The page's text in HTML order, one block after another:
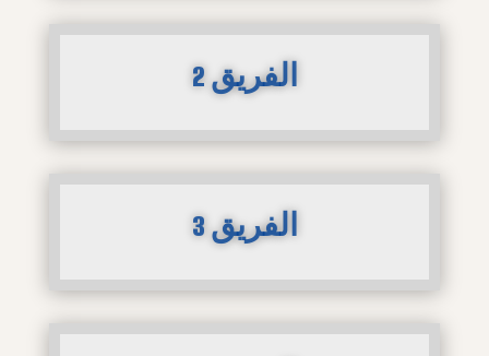
الفريق 2
الفريق 3